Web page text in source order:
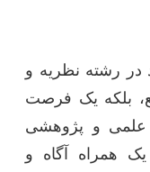
در رشته نظریه و
بلکه یک فرصت
علمی و پژوهشی
همراه آگاه و